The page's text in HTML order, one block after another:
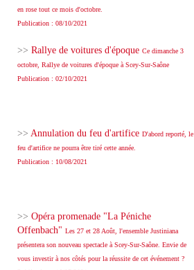
en rose tout ce mois d'octobre.
Publication : 08/10/2021
>> Rallye de voitures d'époque Ce dimanche 3
octobre, Rallye de voitures d'époque à Scey-Sur-Saône
Publication : 02/10/2021
>> Annulation du feu d'artifice D'abord reporté, le
feu d'artifice ne pourra être tiré cette année.
Publication : 10/08/2021
>> Opéra promenade "La Péniche
Offenbach" Les 27 et 28 Août, l'ensemble Justiniana
présentera son nouveau spectacle à Scey-Sur-Saône. Envie de
vous investir à nos côtés pour la réussite de cet événement ?